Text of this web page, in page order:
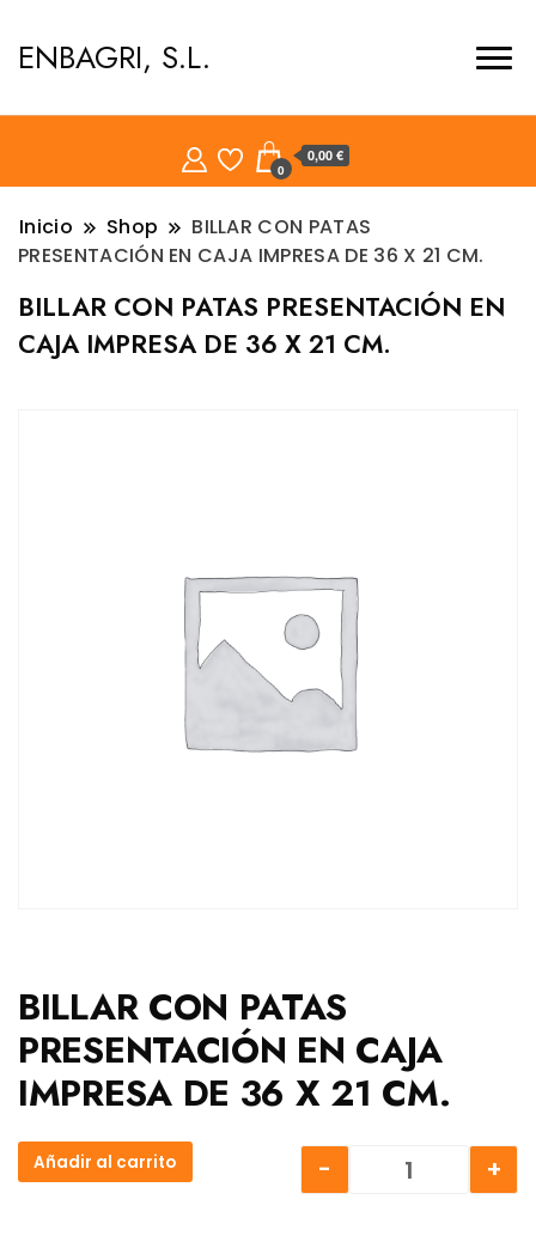
ENBAGRI, S.L.
0
0,00 €
Inicio Shop
BILLAR CON PATAS
PRESENTACIÓN EN CAJA IMPRESA DE 36 X 21 CM.
BILLAR CON PATAS PRESENTACIÓN EN
CAJA IMPRESA DE 36 X 21 CM.
BILLAR CON PATAS
PRESENTACIÓN EN CAJA
IMPRESA DE 36 X 21 CM.
BILLAR CON
- +
Añadir al carrito